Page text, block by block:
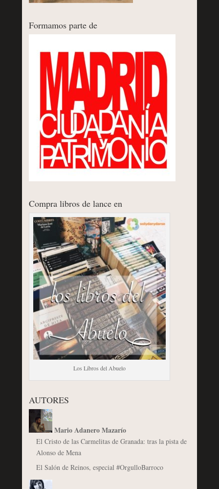
Formamos parte de
Compra libros de lance en
Los Libros del Abuelo
AUTORES
Mario Adanero Mazarío
El Cristo de las Carmelitas de Granada: tras la pista de
Alonso de Mena
El Salón de Reinos, especial #OrgulloBarroco